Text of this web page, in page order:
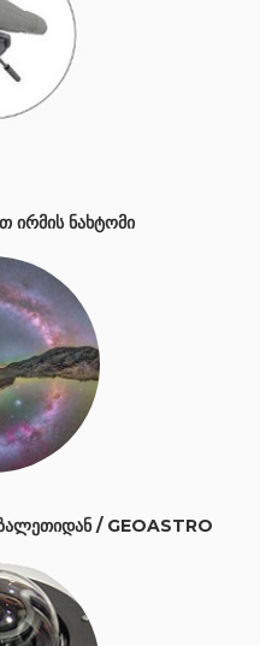
ᲜᲐᲮᲢᲝᲛᲘ
/ GEOASTRO